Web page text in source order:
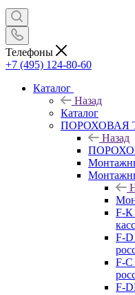
Телефоны
+7 (495) 124-80-60
Каталог
Назад
Каталог
ПОРОХОВАЯ
Назад
F-К
F-
F-
F-